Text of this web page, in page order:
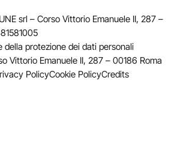
srl – Corso Vittorio Emanuele II, 287 –
della protezione dei dati personali
Vittorio Emanuele II, 287 – 00186 Roma
PolicyCookie PolicyCredits